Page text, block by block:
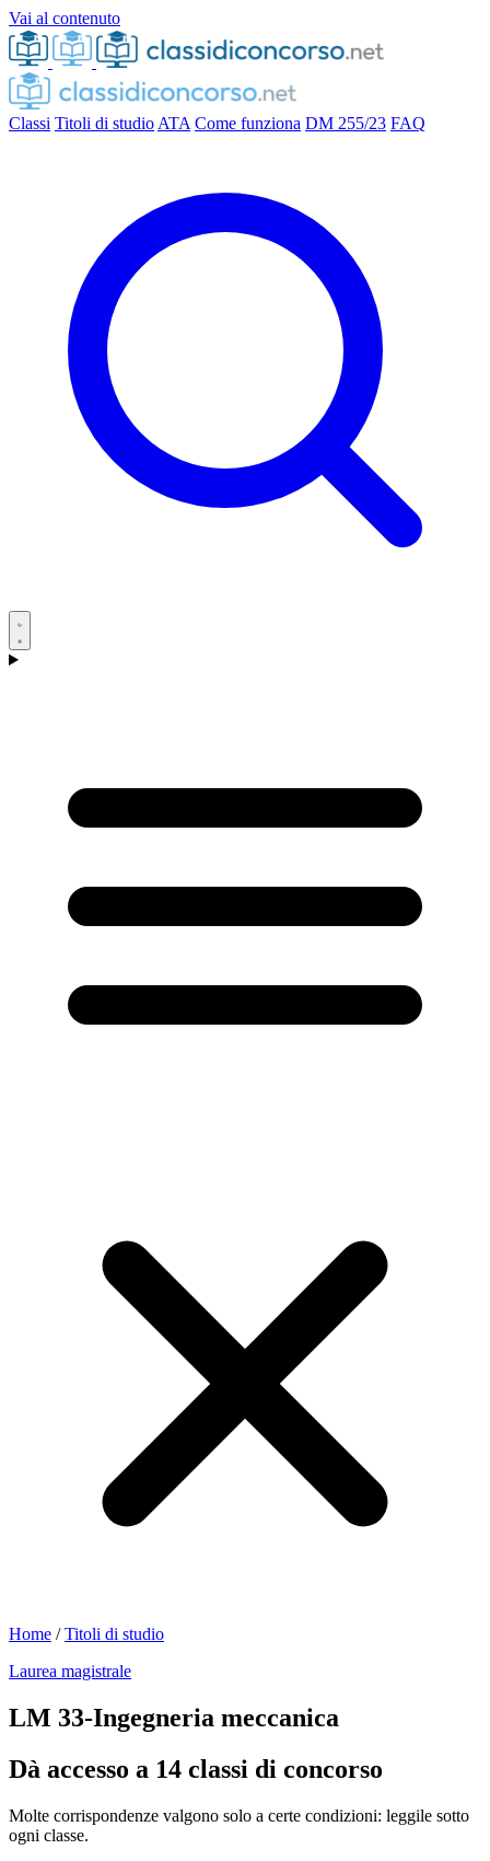
Vai al contenuto
Classi Titoli di studio ATA Come funziona DM 255/23 FAQ
Home /Titoli di studio
Laurea magistrale
LM 33-Ingegneria meccanica
Dà accesso a 14 classi di concorso
Molte corrispondenze valgono solo a certe condizioni: leggile sotto
ogni classe.